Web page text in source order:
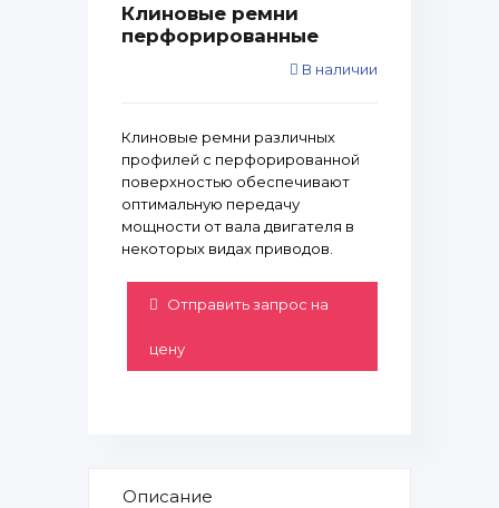
Клиновые ремни
перфорированные
В наличии
Клиновые ремни различных
профилей с перфорированной
поверхностью обеспечивают
оптимальную передачу
мощности от вала двигателя в
некоторых видах приводов.
Отправить запрос на
цену
Описание